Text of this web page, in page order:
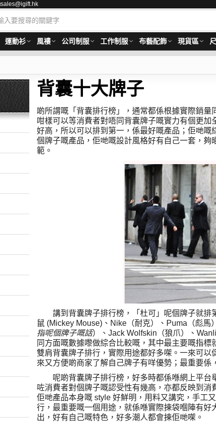
sales@igift.hk
運動衫 風褸 公司制服 工作制服 布藝配飾 現貨區
背囊十大牌子
啲所謂嘅「背囊排行榜」，通常都係根據實際銷
咁樣可以等消費者對唔同背囊牌子嘅實力有個更
好高，所以可以排到第一，係最好嘅產品；佢哋
個牌子嘅產品，佢哋嘅設計風格好有自己一套，
範。
講到背囊牌子排行榜，「杜可」呢個牌子就
鼠 (Mickey Mouse)、Nike（耐克）、Puma（彪
指呢個牌子嘅話）、Jack Wolfskin（狼爪）、
同方面嘅數據嚟做綜合比較嘅，其中最主要嘅指
雙肩背囊牌子排行，實際用途都好多㗎。一來可
來又方便啲商家了解自己牌子有咩優勢；最重要係
呢啲背囊牌子排行榜，好多時都係喺網上平
咗消費者對個牌子嘅認受性有幾高，亦都反映到
佢哋產品本身嘅 style 好鮮明，用料又講究，手工
行，最重要嘅一個用途，就係喺實際揀袋嗰陣有
出，好有自己嘅特色，好多潮人都會揀佢哋㗎。